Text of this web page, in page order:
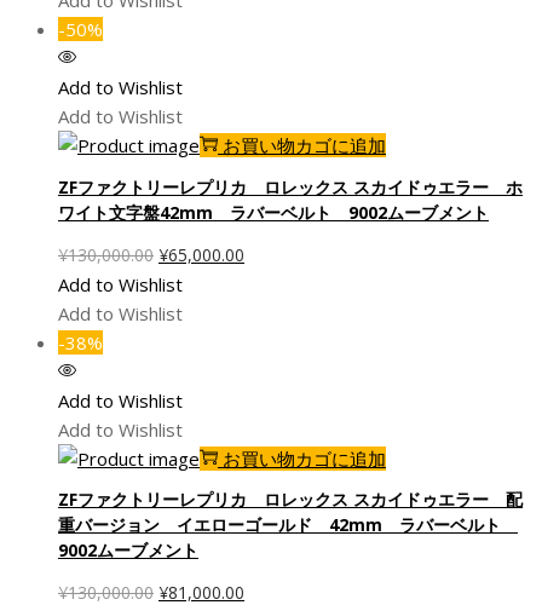
¥130,000.00
で
し
で
-50%
Add to Wishlist
Add to Wishlist
お買い物カゴに追加
ZFファクトリーレプリカ ロレックス スカイドゥエラー ホ
ワイト文字盤42mm ラバーベルト 9002ムーブメント
¥130,000.00 元
の
価
¥130,000.00
で
し
¥65,000.00
で
Add to Wishlist
Add to Wishlist
-38%
Add to Wishlist
Add to Wishlist
お買い物カゴに追加
ZFファクトリーレプリカ ロレックス スカイドゥエラー 配
重バージョン イエローゴールド 42mm ラバーベルト
9002ムーブメント
¥130,000.00 元
¥81,000.00